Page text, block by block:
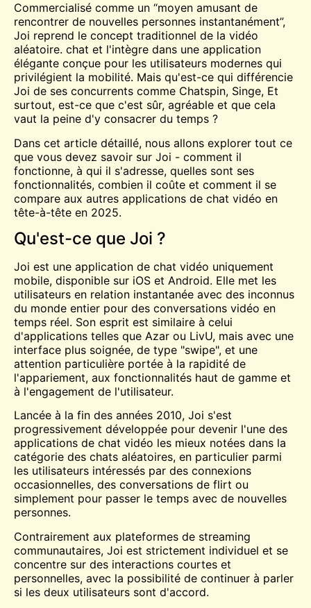
Commercialisé comme un “moyen amusant de
rencontrer de nouvelles personnes instantanément”,
Joi reprend le concept traditionnel de la vidéo
aléatoire. chat et l'intègre dans une application
élégante conçue pour les utilisateurs modernes qui
privilégient la mobilité. Mais qu'est-ce qui différencie
Joi de ses concurrents comme Chatspin, Singe, Et
surtout, est-ce que c'est sûr, agréable et que cela
vaut la peine d'y consacrer du temps ?
Dans cet article détaillé, nous allons explorer tout ce
que vous devez savoir sur Joi - comment il
fonctionne, à qui il s'adresse, quelles sont ses
fonctionnalités, combien il coûte et comment il se
compare aux autres applications de chat vidéo en
tête-à-tête en 2025.
Qu'est-ce que Joi ?
Joi est une application de chat vidéo uniquement
mobile, disponible sur iOS et Android. Elle met les
utilisateurs en relation instantanée avec des inconnus
du monde entier pour des conversations vidéo en
temps réel. Son esprit est similaire à celui
d'applications telles que Azar ou LivU, mais avec une
interface plus soignée, de type "swipe", et une
attention particulière portée à la rapidité de
l'appariement, aux fonctionnalités haut de gamme et
à l'engagement de l'utilisateur.
Lancée à la fin des années 2010, Joi s'est
progressivement développée pour devenir l'une des
applications de chat vidéo les mieux notées dans la
catégorie des chats aléatoires, en particulier parmi
les utilisateurs intéressés par des connexions
occasionnelles, des conversations de flirt ou
simplement pour passer le temps avec de nouvelles
personnes.
Contrairement aux plateformes de streaming
communautaires, Joi est strictement individuel et se
concentre sur des interactions courtes et
personnelles, avec la possibilité de continuer à parler
si les deux utilisateurs sont d'accord.